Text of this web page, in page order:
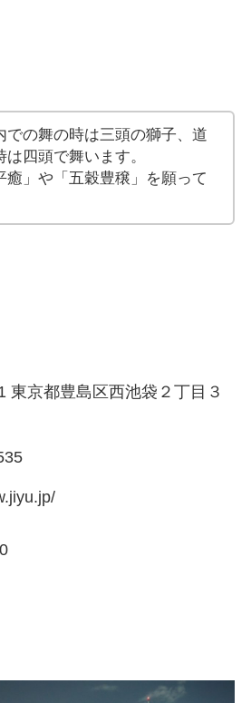
での舞の時は三頭の獅子、道
は四頭で舞います。
癒」や「五穀豊穣」を願って
東京都豊島区西池袋２丁目３